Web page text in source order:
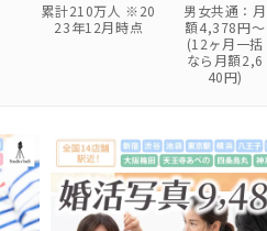
累計210万人 ※20
23年12月時点
男女共通：月
額4,378円〜
(12ヶ月一括
なら月額2,6
40円)